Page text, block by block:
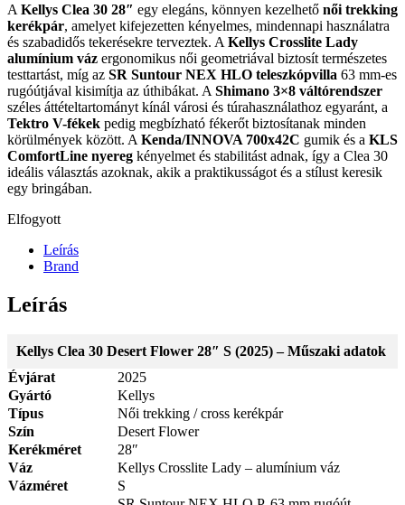
A Kellys Clea 30 28″ egy elegáns, könnyen kezelhető női trekking
kerékpár, amelyet kifejezetten kényelmes, mindennapi használatra
és szabadidős tekerésekre terveztek. A Kellys Crosslite Lady
alumínium váz ergonomikus női geometriával biztosít természetes
testtartást, míg az SR Suntour NEX HLO teleszkópvilla 63 mm-es
rugóútjával kisimítja az úthibákat. A Shimano 3×8 váltórendszer
széles áttételtartományt kínál városi és túrahasználathoz egyaránt, a
Tektro V-fékek pedig megbízható fékerőt biztosítanak minden
körülmények között. A Kenda/INNOVA 700x42C gumik és a KLS
ComfortLine nyereg kényelmet és stabilitást adnak, így a Clea 30
ideális választás azoknak, akik a praktikusságot és a stílust keresik
egy bringában.
Elfogyott
Leírás
Brand
Leírás
Kellys Clea 30 Desert Flower 28″ S (2025) – Műszaki adatok
Évjárat
2025
Gyártó
Kellys
Típus
Női trekking / cross kerékpár
Szín
Desert Flower
Kerékméret
28″
Váz
Kellys Crosslite Lady – alumínium váz
Vázméret
S